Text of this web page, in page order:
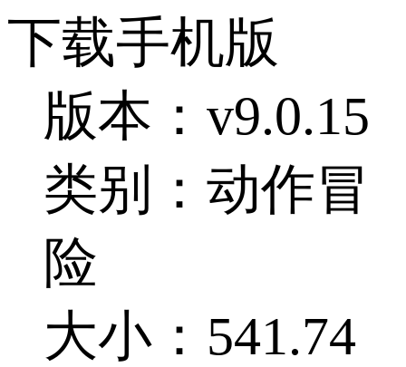
下载手机版
版本：v9.0.15
类别：动作冒
险
大小：541.74